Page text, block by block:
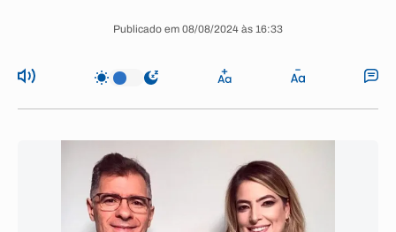
Publicado em 08/08/2024 às 16:33